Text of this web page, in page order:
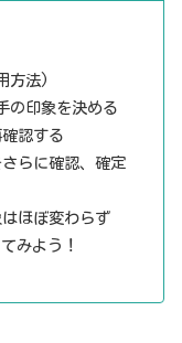
方法)
の印象を決める
認する
らに確認、確定
ほぼ変わらず
みよう！